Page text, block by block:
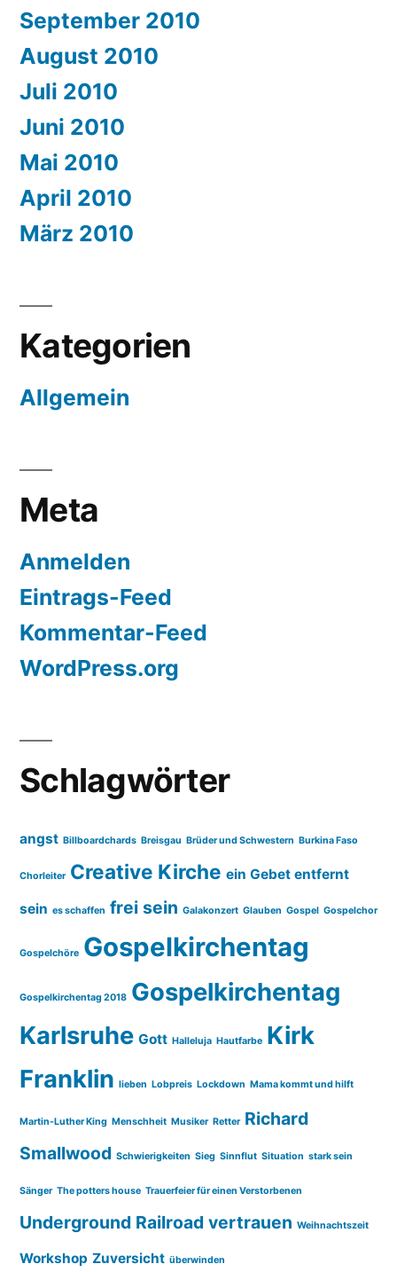
September 2010
August 2010
Juli 2010
Juni 2010
Mai 2010
April 2010
März 2010
Kategorien
Allgemein
Meta
Anmelden
Eintrags-Feed
Kommentar-Feed
WordPress.org
Schlagwörter
angst Billboardchards Breisgau Brüder und Schwestern Burkina Faso
Chorleiter Creative Kirche ein Gebet entfernt
sein es schaffen frei sein Galakonzert Glauben Gospel Gospelchor
Gospelchöre Gospelkirchentag
Gospelkirchentag 2018 Gospelkirchentag
Karlsruhe Gott Halleluja Hautfarbe Kirk
Franklin lieben Lobpreis Lockdown Mama kommt und hilft
Martin-Luther King Menschheit Musiker Retter Richard
Smallwood Schwierigkeiten Sieg Sinnflut Situation stark sein
Sänger The potters house Trauerfeier für einen Verstorbenen
Underground Railroad vertrauen Weihnachtszeit
Workshop Zuversicht überwinden